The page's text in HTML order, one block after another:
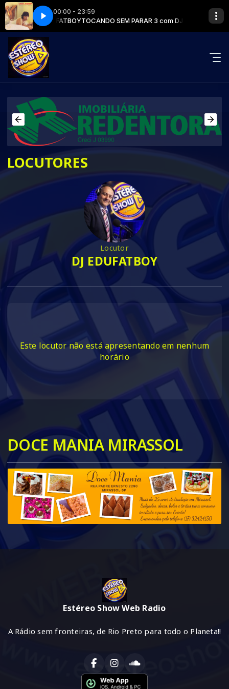
00:00 - 23:59
3 com DJ EDU FATBOYTOCANDO SEM PARAR 3 com DJ EDU FATBOY
Jagger Hard Woman - Mick Jagger
LOCUTORES
Locutor
DJ EDUFATBOY
Este locutor não está apresentando em nenhum
horário
DOCE MANIA MIRASSOL
Estéreo Show Web Radio
A Rádio sem fronteiras, de Rio Preto para todo o Planeta!!